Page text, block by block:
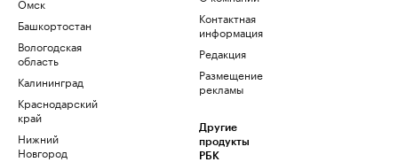
Башкортостан
Вологодская
область
Калининград
Краснодарский
край
Нижний
Новгород
Контактная
информация
Редакция
Размещение
рекламы
Другие
продукты
РБК